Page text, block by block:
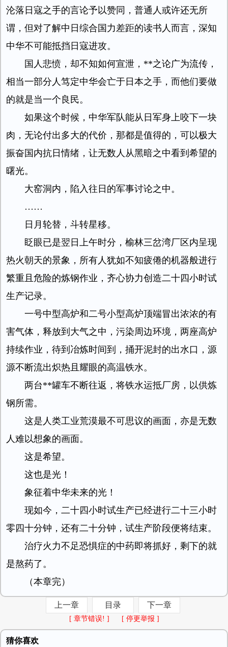
沦落日寇之手的言论予以赞同，普通人或许还无所
谓，但对了解中日综合国力差距的读书人而言，深知
中华不可能抵挡日寇进攻。
国人悲愤，却不知如何宣泄，**之论广为流传，
相当一部分人笃定中华会亡于日本之手，而他们要做
的就是当一个良民。
如果这个时候，中华军队能从日军身上咬下一块
肉，无论付出多大的代价，那都是值得的，可以极大
振奋国内抗日情绪，让无数人从黑暗之中看到希望的
曙光。
大窑洞内，陷入往日的军事讨论之中。
……
日月轮替，斗转星移。
眨眼已是翌日上午时分，榆林三岔湾厂区内呈现
热火朝天的景象，所有人犹如不知疲倦的机器般进行
繁重且危险的炼钢作业，齐心协力创造二十四小时试
生产记录。
一号中型高炉和二号小型高炉顶端冒出浓浓的有
害气体，释放到大气之中，污染周边环境，两座高炉
持续作业，待到冶炼时间到，捅开泥封的出水口，源
源不断流出炽热且耀眼的高温铁水。
两台**罐车不断往返，将铁水运抵厂房，以供炼
钢所需。
这是人类工业荒漠最不可思议的画面，亦是无数
人难以想象的画面。
这是希望。
这也是光！
象征着中华未来的光！
现如今，二十四小时试生产已经进行二十三小时
零四十分钟，还有二十分钟，试生产阶段便将结束。
治疗火力不足恐惧症的中药即将抓好，剩下的就
是熬药了。
（本章完）
上一章 目录 下一章
[ 章节错误! ] [ 停更举报 ]
猜你喜欢